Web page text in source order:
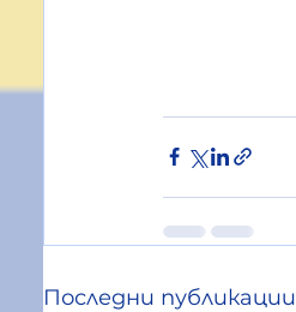
Последни публикации